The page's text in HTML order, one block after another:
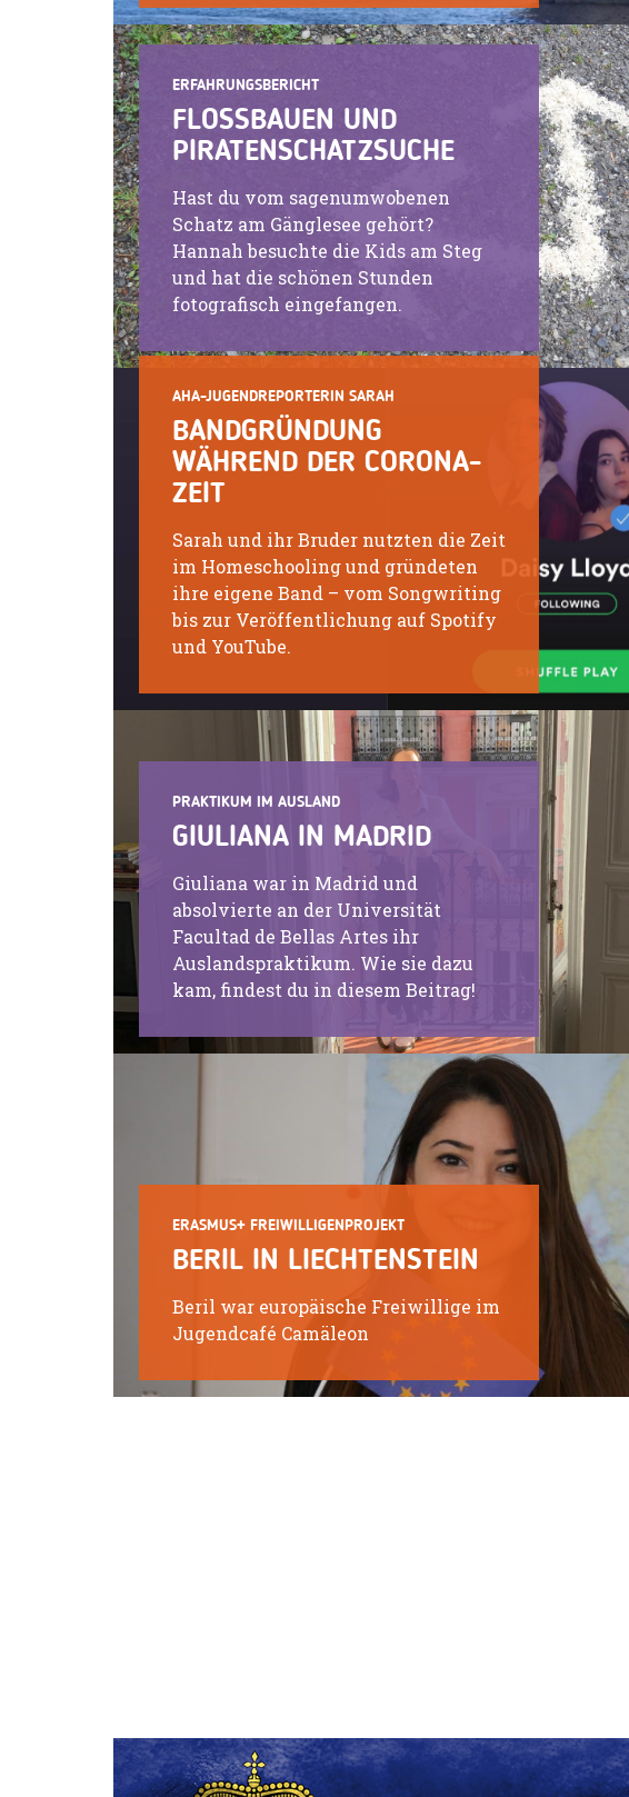
ERFAHRUNGSBERICHT
FLOSSBAUEN UND
PIRATENSCHATZSUCHE
Hast du vom sagenumwobenen
Schatz am Gänglesee gehört?
Hannah besuchte die Kids am Steg
und hat die schönen Stunden
fotografisch eingefangen.
AHA-JUGENDREPORTERIN SARAH
BANDGRÜNDUNG
WÄHREND DER CORONA-
ZEIT
Sarah und ihr Bruder nutzten die Zeit
im Homeschooling und gründeten
ihre eigene Band – vom Songwriting
bis zur Veröffentlichung auf Spotify
und YouTube.
PRAKTIKUM IM AUSLAND
GIULIANA IN MADRID
Giuliana war in Madrid und
absolvierte an der Universität
Facultad de Bellas Artes ihr
Auslandspraktikum. Wie sie dazu
kam, findest du in diesem Beitrag!
ERASMUS+ FREIWILLIGENPROJEKT
BERIL IN LIECHTENSTEIN
Beril war europäische Freiwillige im
Jugendcafé Camäleon